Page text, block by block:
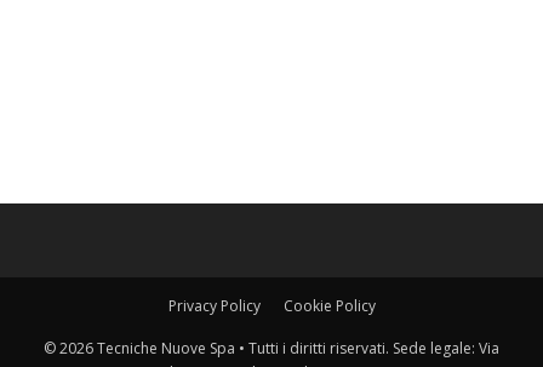
Privacy Policy Cookie Policy
© 2026 Tecniche Nuove Spa • Tutti i diritti riservati. Sede legale: Via